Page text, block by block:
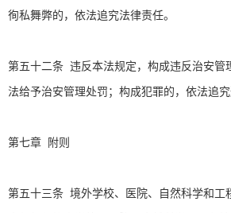
徇私舞弊的，依法追究法律责任。
第五十二条 违反本法规定，构成违反治安管
法给予治安管理处罚；构成犯罪的，依法追究
第七章 附则
第五十三条 境外学校、医院、自然科学和工